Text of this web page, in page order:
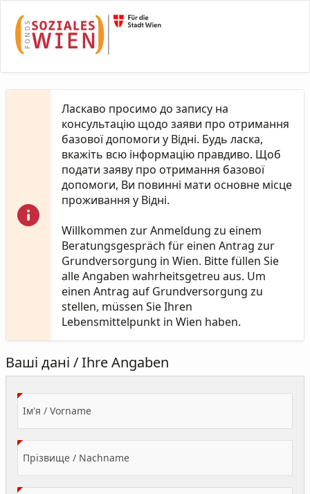
Ласкаво просимо до запису на
консультацію щодо заяви про отримання
базової допомоги у Відні. Будь ласка,
вкажіть всю інформацію правдиво. Щоб
подати заяву про отримання базової
допомоги, Ви повинні мати основне місце
проживання у Відні.
Willkommen zur Anmeldung zu einem
Beratungsgespräch für einen Antrag zur
Grundversorgung in Wien. Bitte füllen Sie
alle Angaben wahrheitsgetreu aus. Um
einen Antrag auf Grundversorgung zu
stellen, müssen Sie Ihren
Lebensmittelpunkt in Wien haben.
Ваші дані / Ihre Angaben
Ім'я / Vorname(Value Required)
Прізвище / Nachname(Value Required)